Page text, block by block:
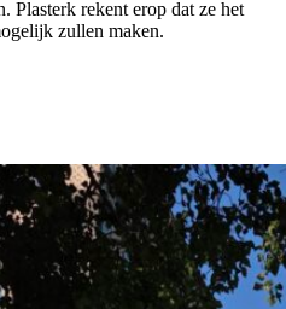
Plasterk rekent erop dat ze het
zullen maken.